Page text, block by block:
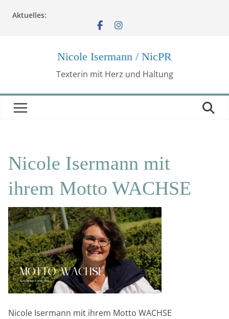
Inhalt
Aktuelles:
Nicole Isermann / NicPR
Texterin mit Herz und Haltung
Nicole Isermann mit
ihrem Motto WACHSE
Nicole Isermann mit ihrem Motto WACHSE